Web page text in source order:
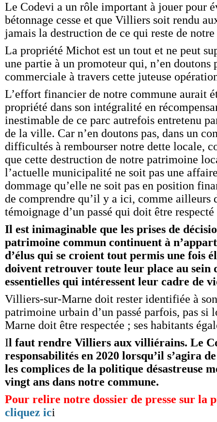
Le Codevi a un rôle important à jouer pour
bétonnage cesse et que Villiers soit rendu
jamais la destruction de ce qui reste de
La propriété Michot est un tout et ne peut
une partie à un promoteur qui, n’en doutons
commerciale à travers cette juteuse
L’effort financier de notre commune aurait
propriété dans son intégralité en
inestimable de ce parc autrefois entretenu
de la ville. Car n’en doutons pas, dans un
difficultés à rembourser notre dette locale,
que cette destruction de notre patrimoine
l’actuelle municipalité ne soit pas une
dommage qu’elle ne soit pas en position
de comprendre qu’il y a ici, comme ailleurs
témoignage d’un passé qui doit être
Il est inimaginable que les prises de
patrimoine commun continuent à
d’élus qui se croient tout permis une fois
doivent retrouver toute leur place au sein
essentielles qui intéressent leur cadre de
Villiers-sur-Marne doit rester identifiée à
patrimoine urbain d’un passé parfois, pas
Marne doit être respectée ; ses habitants
Il faut rendre Villiers aux villiérains. Le
responsabilités en 2020 lorsqu’il s’agira
les complices de la politique désastreuse
vingt ans dans notre commune.
Pour relire notre dossier de presse sur la
cliquez ici